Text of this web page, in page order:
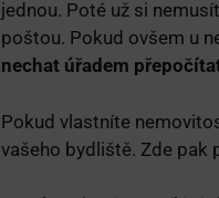
jednou. Poté už si
poštou. Pokud ovšem u
nechat úřadem
Pokud vlastníte
vašeho bydliště. Zde pak